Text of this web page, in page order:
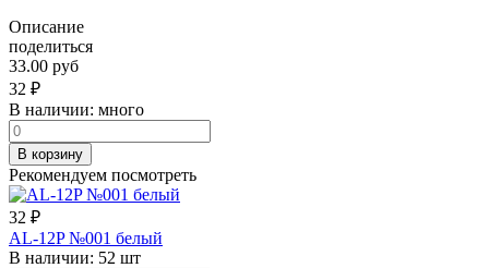
Описание
поделиться
33.00 руб
32 ₽
В наличии: много
В корзину
Рекомендуем посмотреть
32 ₽
AL-12P №001 белый
В наличии: 52 шт